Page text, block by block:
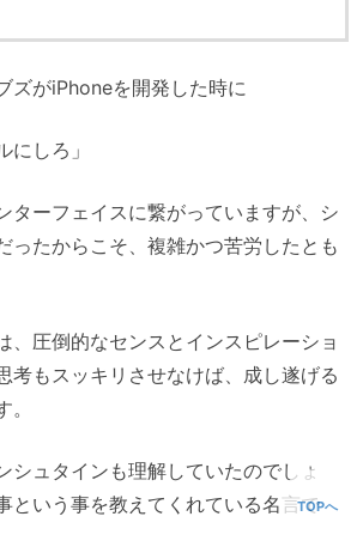
ズがiPhoneを開発した時に
にしろ」
ターフェイスに繋がっていますが、シ
ったからこそ、複雑かつ苦労したとも
、圧倒的なセンスとインスピレーショ
考もスッキリさせなけば、成し遂げる
シュタインも理解していたのでしょ
という事を教えてくれている名言でTOPへ